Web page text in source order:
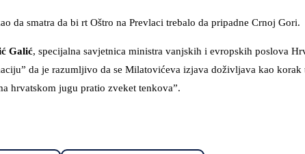
da smatra da bi rt Oštro na Prevlaci trebalo da pripadne Crnoj Gori.
Galić, specijalna savjetnica ministra vanjskih i evropskih poslova
da je razumljivo da se Milatovićeva izjava doživljava kao korak
hrvatskom jugu pratio zveket tenkova”.